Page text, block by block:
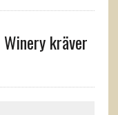
kräver